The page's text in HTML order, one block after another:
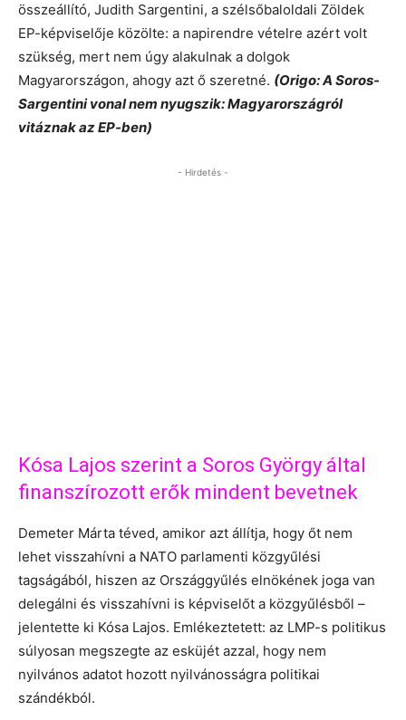
összeállító, Judith Sargentini, a szélsőbaloldali Zöldek
EP-képviselője közölte: a napirendre vételre azért volt
szükség, mert nem úgy alakulnak a dolgok
Magyarországon, ahogy azt ő szeretné. (Origo: A Soros-
Sargentini vonal nem nyugszik: Magyarországról
vitáznak az EP-ben)
- Hirdetés -
Kósa Lajos szerint a Soros György által
finanszírozott erők mindent bevetnek
Demeter Márta téved, amikor azt állítja, hogy őt nem
lehet visszahívni a NATO parlamenti közgyűlési
tagságából, hiszen az Országgyűlés elnökének joga van
delegálni és visszahívni is képviselőt a közgyűlésből –
jelentette ki Kósa Lajos. Emlékeztetett: az LMP-s politikus
súlyosan megszegte az esküjét azzal, hogy nem
nyilvános adatot hozott nyilvánosságra politikai
szándékból.